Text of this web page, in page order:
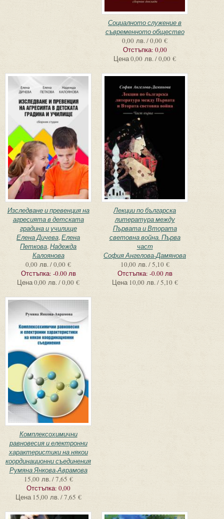
Социалното служение в
съвременното общество
0,00 лв. / 0,00 €
Отстъпка: 0,00
Цена0,00 лв. / 0,00 €
Изследване и превенция на
агресията в детската
градина и училище
Елена Дичева,Елена
Петкова,Надежда
Калоянова
0,00 лв. / 0,00 €
Отстъпка: -0.00 лв
Цена0,00 лв. / 0,00 €
Лекции по българска
литература между
Първата и Втората
световна война. Първа
част
София Ангелова-Дамянова
10,00 лв. / 5,10 €
Отстъпка: -0.00 лв
Цена 10,00 лв. / 5,10 €
Комплексохимични
равновесия и електронни
характеристики на някои
координационни съединения
Румяна Янкова-Аврамова
15,00 лв. / 7,65 €
Отстъпка: 0,00
Цена 15,00 лв. / 7,65 €